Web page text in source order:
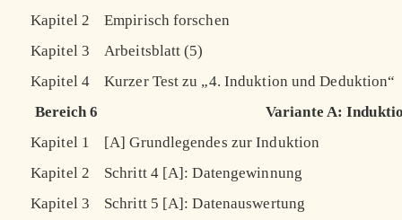
Kapitel 2
Empirisch forschen
Kapitel 3
Arbeitsblatt (5)
Kapitel 4
Kurzer Test zu „4. Induktion und Deduktion“
Bereich 6
Variante A:
Kapitel 1
[A] Grundlegendes zur Induktion
Kapitel 2
Schritt 4 [A]: Datengewinnung
Kapitel 3
Schritt 5 [A]: Datenauswertung